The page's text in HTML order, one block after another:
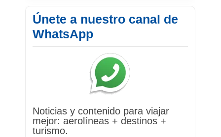
Únete a nuestro canal de
WhatsApp
Noticias y contenido para viajar
mejor: aerolíneas + destinos +
turismo.